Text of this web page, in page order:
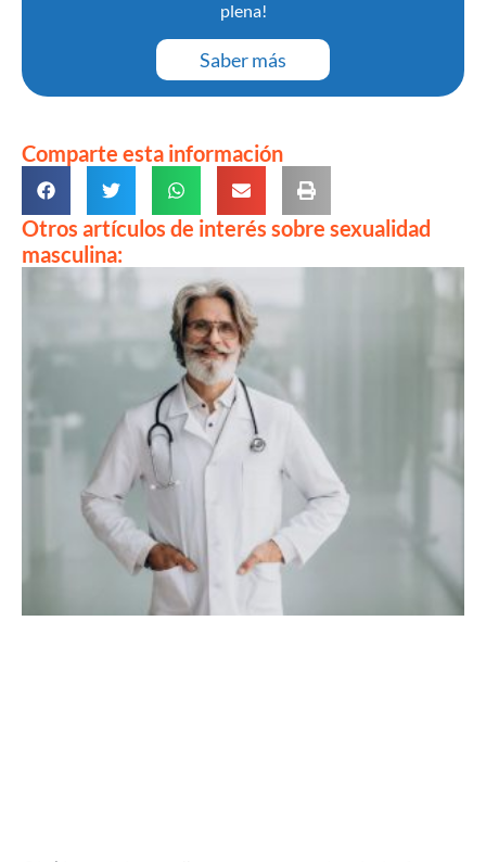
plena!
Saber más
Comparte esta información
Otros artículos de interés sobre sexualidad
masculina: